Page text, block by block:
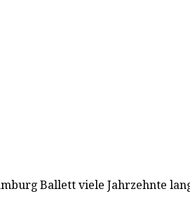
Ballett viele Jahrzehnte